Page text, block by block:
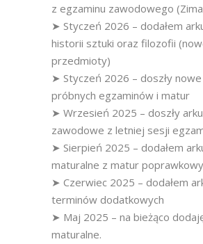
z egzaminu zawodowego
➤ Styczeń 2026 – dodałem
historii sztuki oraz filozofii
przedmioty)
➤ Styczeń 2026 – doszły
próbnych egzaminów i matur
➤ Wrzesień 2025 – doszły
zawodowe z letniej sesji
➤ Sierpień 2025 – dodałem
maturalne z matur
➤ Czerwiec 2025 – dodałem
terminów dodatkowych
➤ Maj 2025 – na bieżąco
maturalne.